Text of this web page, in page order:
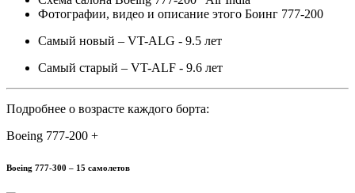
Фотографии, видео и описание этого Боинг 777-200
Самый новый – VT-ALG - 9.5 лет
Самый старый – VT-ALF - 9.6 лет
Подробнее о возрасте каждого борта:
Boeing 777-200 +
Boeing 777-300 – 15 самолетов